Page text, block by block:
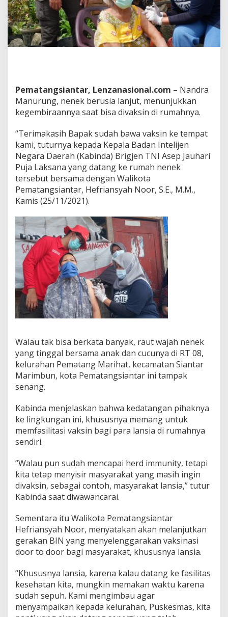
a
D
i
v
n
d
i
R
m
a
h
n
y
a
,
W
l
i
k
o
t
a
A
k
a
n
T
e
s
k
a
n
a
k
a
N
Pematangsiantar, Lenzanasional.com – Nandra
Manurung, nenek berusia lanjut, menunjukkan
kegembiraannya saat bisa divaksin di rumahnya.
“Terimakasih Bapak sudah bawa vaksin ke tempat
kami, tuturnya kepada Kepala Badan Intelijen
Negara Daerah (Kabinda) Brigjen TNI Asep Jauhari
Puja Laksana yang datang ke rumah nenek
tersebut bersama dengan Walikota
Pematangsiantar, Hefriansyah Noor, S.E., M.M.,
Kamis (25/11/2021).
Walau tak bisa berkata banyak, raut wajah nenek
yang tinggal bersama anak dan cucunya di RT 08,
kelurahan Pematang Marihat, kecamatan Siantar
Marimbun, kota Pematangsiantar ini tampak
senang.
Kabinda menjelaskan bahwa kedatangan pihaknya
ke lingkungan ini, khususnya memang untuk
memfasilitasi vaksin bagi para lansia di rumahnya
sendiri.
“Walau pun sudah mencapai herd immunity, tetapi
kita tetap menyisir masyarakat yang masih ingin
divaksin, sebagai contoh, masyarakat lansia,” tutur
Kabinda saat diwawancarai.
Sementara itu Walikota Pematangsiantar
Hefriansyah Noor, menyatakan akan melanjutkan
gerakan BIN yang menyelenggarakan vaksinasi
door to door bagi masyarakat, khususnya lansia.
“Khususnya lansia, karena kalau datang ke fasilitas
kesehatan kita, mungkin memakan waktu karena
sudah sepuh. Kami mengimbau agar
menyampaikan kepada kelurahan, Puskesmas, kita